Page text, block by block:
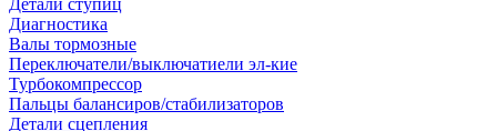
Детали ступиц
Диагностика
Валы тормозные
Переключатели/выключатиели эл-кие
Турбокомпрессор
Пальцы балансиров/стабилизаторов
Детали сцепления